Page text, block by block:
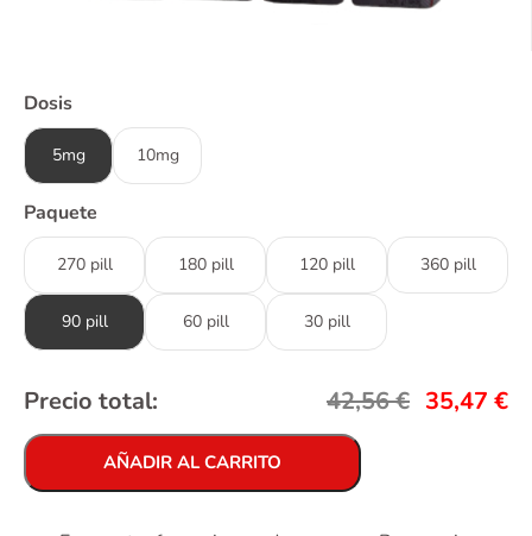
Dosis
5mg 10mg
Paquete
270 pill 180 pill 120 pill 360 pill
90 pill 60 pill 30 pill
Precio total: 42,56€ 35,47 €
AÑADIR AL CARRITO